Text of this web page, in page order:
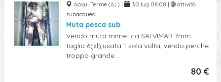
Acqui Terme (AL) | 30 lug 08:08 |
attività
subacquea
Muta pesca sub
Vendo muta mimetica SALVIMAR 7mm
taglia 6(xl),usata 1 sola volta, vendo perche
troppo grande ...
80 €